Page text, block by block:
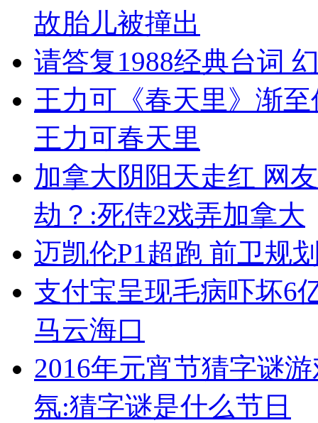
故胎儿被撞出
请答复1988经典台词
王力可《春天里》渐
王力可春天里
加拿大阴阳天走红 网
劫？:死侍2戏弄加拿大
迈凯伦P1超跑 前卫规
支付宝呈现毛病吓坏6
马云海口
2016年元宵节猜字谜
氛:猜字谜是什么节日